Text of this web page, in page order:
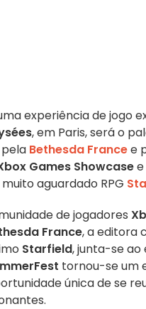
experiência de jogo
, em Paris, será o
Bethesda Francee
Games Showcase
aguardado RPG
de jogadores
France, a editora
Starfield, junta-se ao
tornou-se um
única de se